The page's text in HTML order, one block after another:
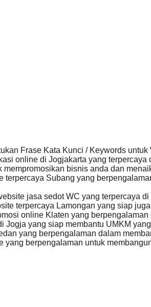
Frase Kata Kunci / Keywords
online di Jogjakarta yang
mempromosikan bisnis anda dan
terpercaya Subang yang
jasa sedot WC yang terpercaya
terpercaya Lamongan yang siap
online Klaten yang
Jogja yang siap membantu UMKM
yang berpengalaman dalam
yang berpengalaman untuk